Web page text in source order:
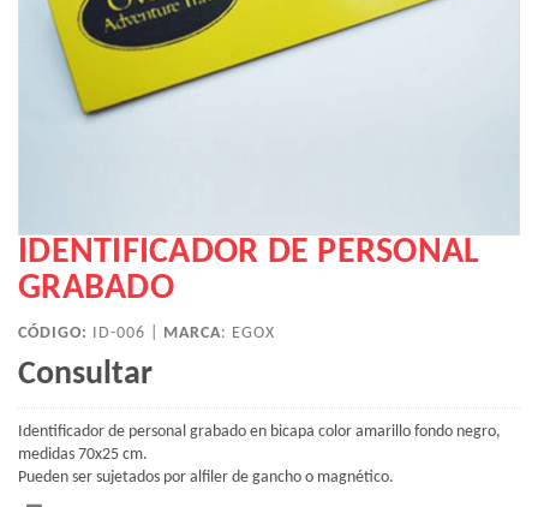
IDENTIFICADOR DE PERSONAL
GRABADO
CÓDIGO: ID-006 | MARCA: EGOX
Consultar
Identificador de personal grabado en bicapa color amarillo fondo negro,
medidas 70x25 cm.
Pueden ser sujetados por alfiler de gancho o magnético.